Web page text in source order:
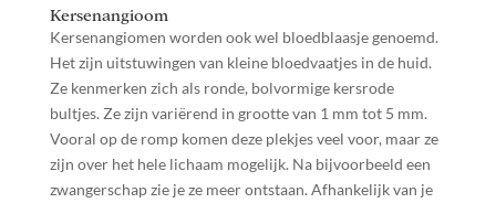
Kersenangioom
Kersenangiomen worden ook wel bloedblaasje genoemd.
Het zijn uitstuwingen van kleine bloedvaatjes in de huid.
Ze kenmerken zich als ronde, bolvormige kersrode
bultjes. Ze zijn variërend in grootte van 1 mm tot 5 mm.
Vooral op de romp komen deze plekjes veel voor, maar ze
zijn over het hele lichaam mogelijk. Na bijvoorbeeld een
zwangerschap zie je ze meer ontstaan. Afhankelijk van je